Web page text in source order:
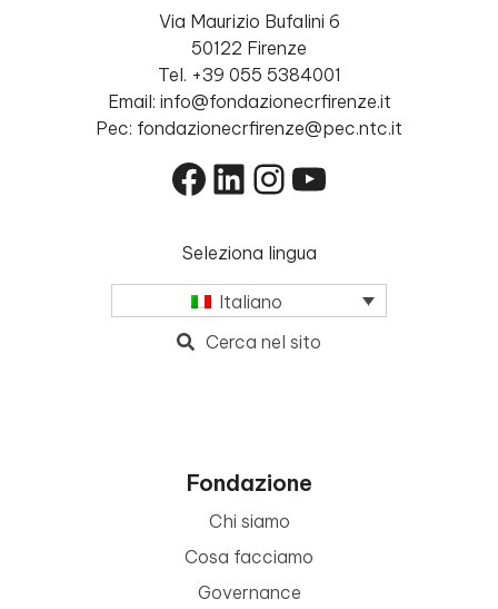
Via Maurizio Bufalini 6
50122 Firenze
Tel. +39 055 5384001
Email: info@fondazionecrfirenze.it
Pec: fondazionecrfirenze@pec.ntc.it
Facebook
LinkedIn
Instagram
YouTube
Seleziona lingua
Italiano
Cerca nel sito
Fondazione
Chi siamo
Cosa facciamo
Governance